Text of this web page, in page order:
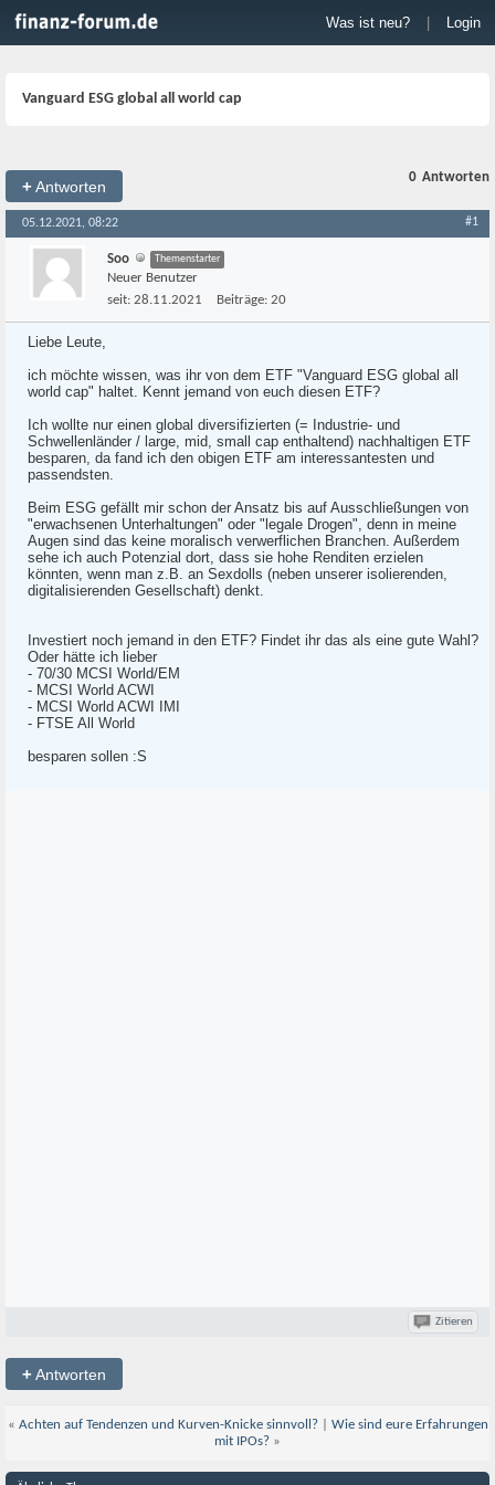
Was ist neu? Login
Vanguard ESG global all world cap
+Antworten
0 Antworten
05.12.2021, 08:22 #1
Soo Themenstarter
Neuer Benutzer
seit: 28.11.2021 Beiträge: 20
Liebe Leute,
ich möchte wissen, was ihr von dem ETF "Vanguard ESG global all
world cap" haltet. Kennt jemand von euch diesen ETF?
Ich wollte nur einen global diversifizierten (= Industrie- und
Schwellenländer / large, mid, small cap enthaltend) nachhaltigen ETF
besparen, da fand ich den obigen ETF am interessantesten und
passendsten.
Beim ESG gefällt mir schon der Ansatz bis auf Ausschließungen von
"erwachsenen Unterhaltungen" oder "legale Drogen", denn in meine
Augen sind das keine moralisch verwerflichen Branchen. Außerdem
sehe ich auch Potenzial dort, dass sie hohe Renditen erzielen
könnten, wenn man z.B. an Sexdolls (neben unserer isolierenden,
digitalisierenden Gesellschaft) denkt.
Investiert noch jemand in den ETF? Findet ihr das als eine gute Wahl?
Oder hätte ich lieber
- 70/30 MCSI World/EM
- MCSI World ACWI
- MCSI World ACWI IMI
- FTSE All World
besparen sollen :S
Zitieren
+Antworten
« Achten auf Tendenzen und Kurven-Knicke sinnvoll?| Wie sind eure Erfahrungen
mit IPOs? »